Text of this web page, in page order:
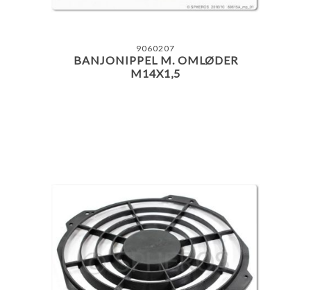
9060207
BANJONIPPEL M. OMLØDER
M14X1,5